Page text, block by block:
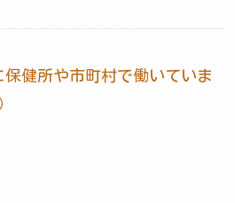
健所や市町村で働いていま